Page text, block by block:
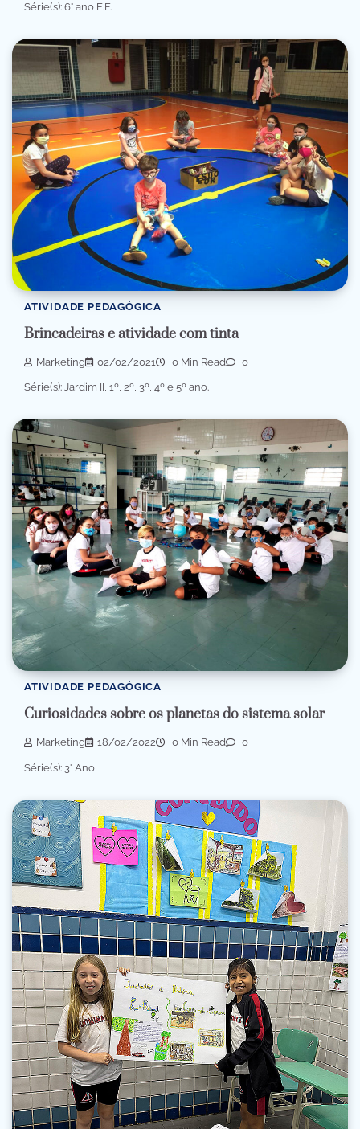
Série(s): 6° ano E.F.
ATIVIDADE PEDAGÓGICA
Brincadeiras e atividade com tinta
Marketing 02/02/2021 0 Min Read 0
Série(s): Jardim II, 1º, 2º, 3º, 4º e 5º ano.
ATIVIDADE PEDAGÓGICA
Curiosidades sobre os planetas do sistema solar
Marketing 18/02/2022 0 Min Read 0
Série(s): 3° Ano